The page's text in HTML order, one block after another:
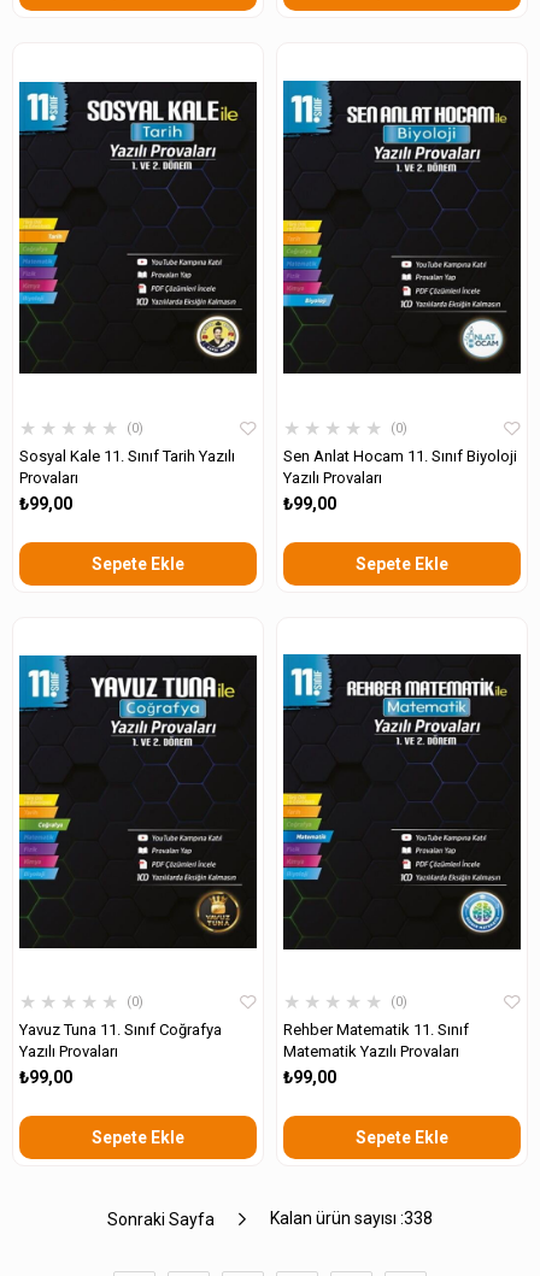
★ ★ ★ ★ ★ 0
Sosyal Kale 11. Sınıf Tarih Yazılı
Provaları
₺99,00
Sepete Ekle
★ ★ ★ ★ ★ 0
Sen Anlat Hocam 11. Sınıf Biyoloji
Yazılı Provaları
₺99,00
Sepete Ekle
★ ★ ★ ★ ★ 0
Yavuz Tuna 11. Sınıf Coğrafya
Yazılı Provaları
₺99,00
Sepete Ekle
★ ★ ★ ★ ★ 0
Rehber Matematik 11. Sınıf
Matematik Yazılı Provaları
₺99,00
Sepete Ekle
Sonraki Sayfa Kalan ürün sayısı :338